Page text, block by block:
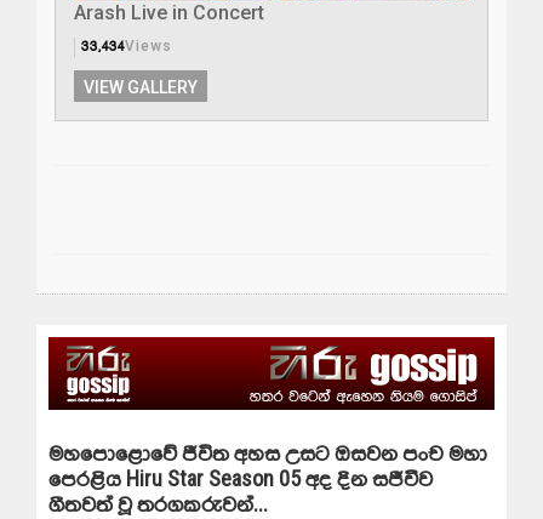
Arash Live in Concert
33,434Views
VIEW GALLERY
මහපොළොවේ ජීවිත අහස උසට ඔසවන පංච මහා
පෙරළිය Hiru Star Season 05 අද දින සජීවීව
ගීතවත් වූ තරගකරුවන්...